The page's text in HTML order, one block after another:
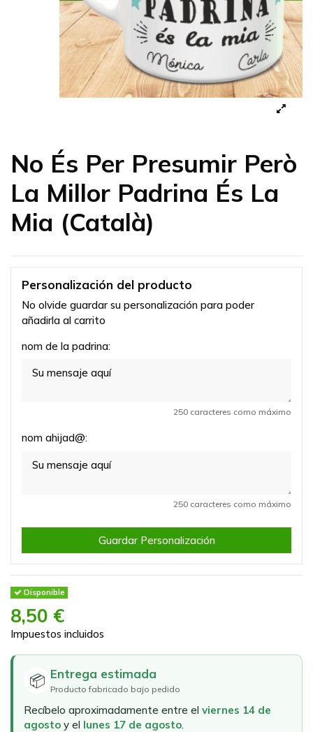
No És Per Presumir Però
La Millor Padrina És La
Mia (Català)
Personalización del producto
No olvide guardar su personalización para poder
añadirla al carrito
nom de la padrina:
250 caracteres como máximo
nom ahijad@:
250 caracteres como máximo
Guardar Personalización
Disponible
8,50 €
Impuestos incluidos
📦 Entrega estimada
Producto fabricado bajo pedido
Recíbelo aproximadamente entre el viernes 14 de
agosto y el lunes 17 de agosto.